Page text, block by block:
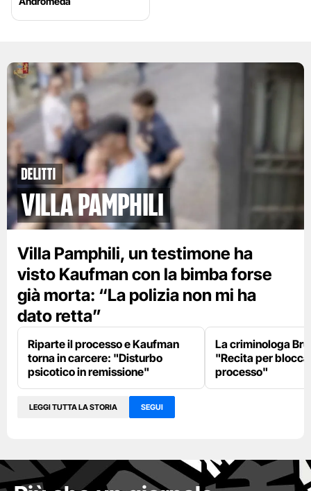
Delitti
Villa Pamphili
Villa Pamphili, un testimone ha
visto Kaufman con la bimba forse
già morta: “La polizia non mi ha
dato retta”
Riparte il processo e Kaufman
torna in carcere: "Disturbo
psicotico in remissione"
La criminologa
"Recita per
processo"
LEGGI TUTTA LA STORIA SEGUI